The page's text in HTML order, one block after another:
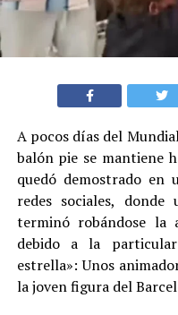
A pocos días del
balón pie se mantiene
quedó demostrado en
redes sociales,
terminó robándose la
debido a la
estrella»: Unos
la joven figura del